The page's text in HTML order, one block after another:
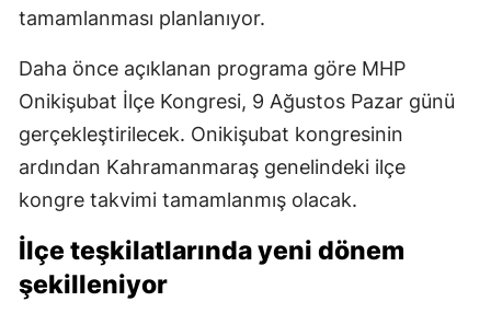
tamamlanması planlanıyor.
Daha önce açıklanan programa göre MHP
Onikişubat İlçe Kongresi, 9 Ağustos Pazar günü
gerçekleştirilecek. Onikişubat kongresinin
ardından Kahramanmaraş genelindeki ilçe
kongre takvimi tamamlanmış olacak.
İlçe teşkilatlarında yeni dönem
şekilleniyor